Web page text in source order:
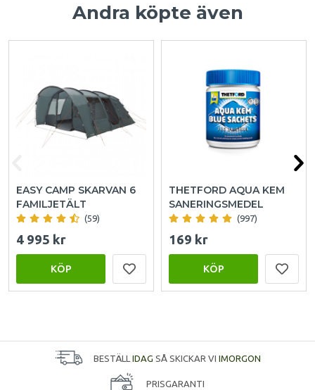
Andra köpte även
EASY CAMP SKARVAN 6
FAMILJETÄLT
(59)
4 995 kr
KÖP
THETFORD AQUA KEM
SANERINGSMEDEL
(997)
169 kr
KÖP
BESTÄLL IDAG SÅ SKICKAR VI IMORGON
PRISGARANTI